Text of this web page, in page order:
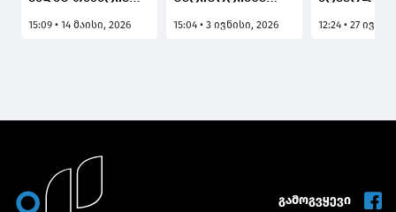
ნანგრევებია,
15:09 • 14 მაისი, 2026
საჯარო სკოლის
გაკვეთილი
15:04 • 3 ივნისი, 2026 12:24 • 27
გამოგვყევი